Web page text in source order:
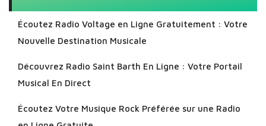
Écoutez Radio Voltage en Ligne Gratuitement : Votre
Nouvelle Destination Musicale
Découvrez Radio Saint Barth En Ligne : Votre Portail
Musical En Direct
Écoutez Votre Musique Rock Préférée sur une Radio